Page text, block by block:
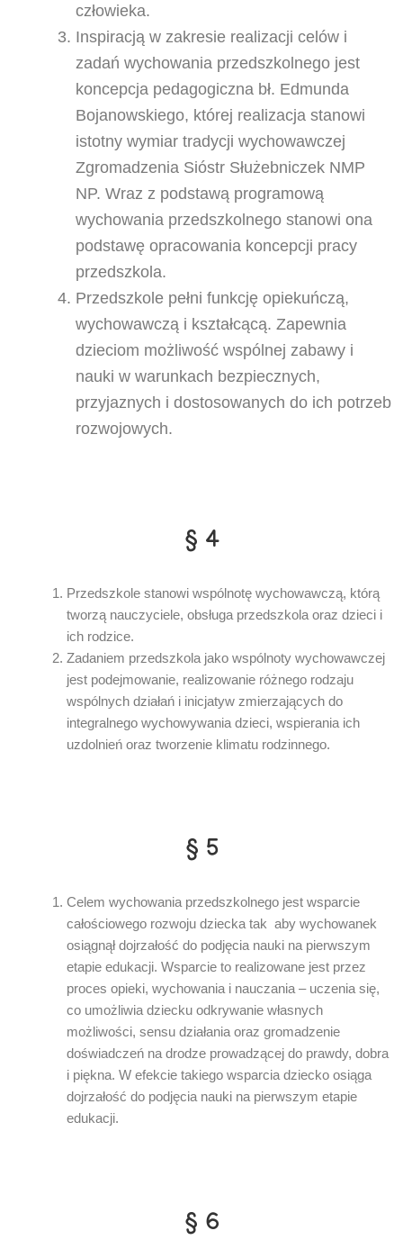
człowieka.
Inspiracją w zakresie realizacji celów i
zadań wychowania przedszkolnego jest
koncepcja pedagogiczna bł. Edmunda
Bojanowskiego, której realizacja stanowi
istotny wymiar tradycji wychowawczej
Zgromadzenia Sióstr Służebniczek NMP
NP. Wraz z podstawą programową
wychowania przedszkolnego stanowi ona
podstawę opracowania koncepcji pracy
przedszkola.
Przedszkole pełni funkcję opiekuńczą,
wychowawczą i kształcącą. Zapewnia
dzieciom możliwość wspólnej zabawy i
nauki w warunkach bezpiecznych,
przyjaznych i dostosowanych do ich potrzeb
rozwojowych.
§ 4
Przedszkole stanowi wspólnotę wychowawczą, którą
tworzą nauczyciele, obsługa przedszkola oraz dzieci i
ich rodzice.
Zadaniem przedszkola jako wspólnoty wychowawczej
jest podejmowanie, realizowanie różnego rodzaju
wspólnych działań i inicjatyw zmierzających do
integralnego wychowywania dzieci, wspierania ich
uzdolnień oraz tworzenie klimatu rodzinnego.
§ 5
Celem wychowania przedszkolnego jest wsparcie
całościowego rozwoju dziecka tak aby wychowanek
osiągnął dojrzałość do podjęcia nauki na pierwszym
etapie edukacji. Wsparcie to realizowane jest przez
proces opieki, wychowania i nauczania – uczenia się,
co umożliwia dziecku odkrywanie własnych
możliwości, sensu działania oraz gromadzenie
doświadczeń na drodze prowadzącej do prawdy, dobra
i piękna. W efekcie takiego wsparcia dziecko osiąga
dojrzałość do podjęcia nauki na pierwszym etapie
edukacji.
§ 6